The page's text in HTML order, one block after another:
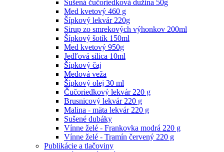
Sušená čučoriedková dužina 50g
Med kvetový 460 g
Šípkový lekvár 220g
Sirup zo smrekových výhonkov 200ml
Šípkový šotík 150ml
Med kvetový 950g
Jedľová silica 10ml
Šípkový čaj
Medová veža
Šípkový olej 30 ml
Čučoriedkový lekvár 220 g
Brusnicový lekvár 220 g
Malina - mäta lekvár 220 g
Sušené dubáky
Vínne želé - Frankovka modrá 220 g
Vínne želé - Tramín červený 220 g
Publikácie a tlačoviny